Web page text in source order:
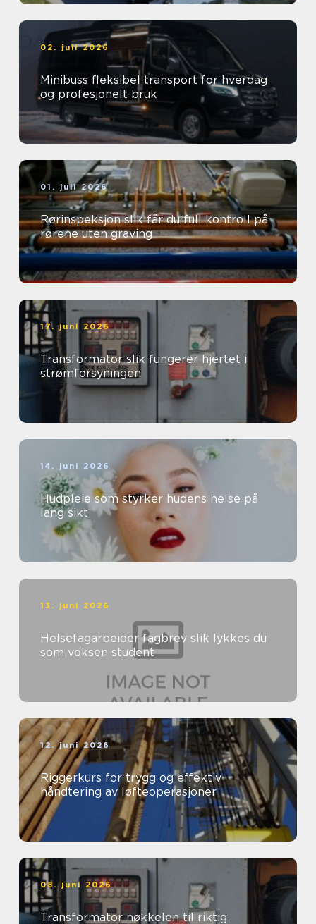
02. juli 2026
Minibuss fleksibel transport for hverdag
og profesjonelt bruk
01. juli 2026
Rørinspeksjon slik får du full kontroll på
rørene uten graving
17. juni 2026
Transformator slik fungerer hjertet i
strømforsyningen
14. juni 2026
Hudpleie som styrker hudens helse på
lang sikt
13. juni 2026
Helsefagarbeider fagbrev slik lykkes du
som voksen student
12. juni 2026
Riggerkurs for trygg og effektiv
håndtering av løfteoperasjoner
08. juni 2026
Transformator nøkkelen til riktig